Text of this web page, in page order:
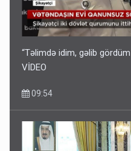
“Təlimdə idim, gəlib gördüm
VİDEO
09:54